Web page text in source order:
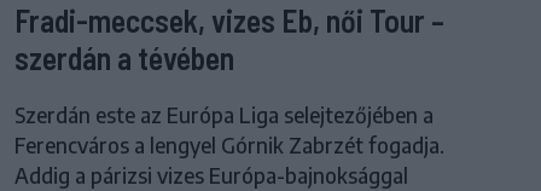
Fradi-meccsek, vizes Eb, női Tour –
szerdán a tévében
Szerdán este az Európa Liga selejtezőjében a
Ferencváros a lengyel Górnik Zabrzét fogadja.
Addig a párizsi vizes Európa-bajnoksággal